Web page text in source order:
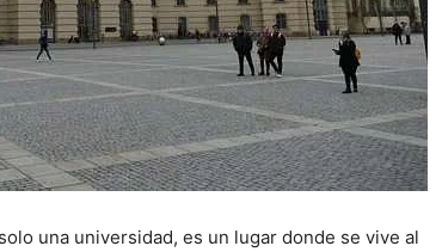
una universidad, es un lugar donde se vive al